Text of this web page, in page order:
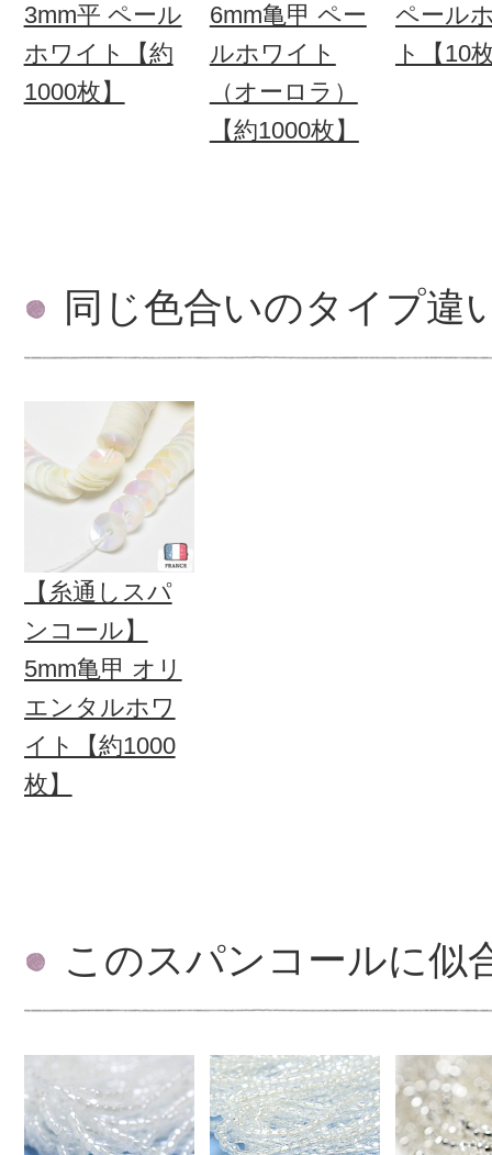
3mm平 ペール
ホワイト【約
1000枚】
6mm亀甲 ペー
ルホワイト
（オーロラ）
【約1000枚】
ペール
ト【10
同じ色合いのタイプ違
【糸通しスパ
ンコール】
5mm亀甲 オリ
エンタルホワ
イト【約1000
枚】
このスパンコールに似